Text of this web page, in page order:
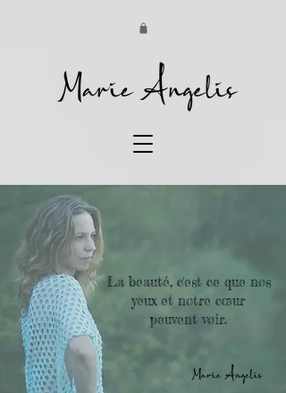
La beauté, c'est ce que nos
yeux et notre cœur
peuvent voir.